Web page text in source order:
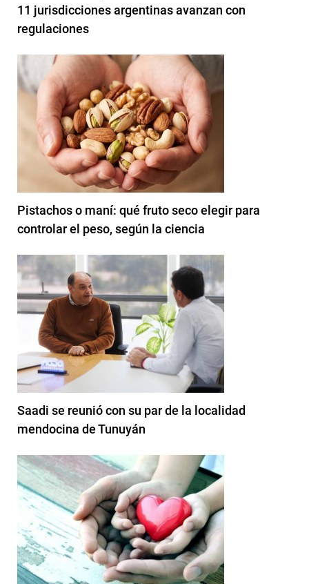
11 jurisdicciones argentinas avanzan con
regulaciones
Pistachos o maní: qué fruto seco elegir para
controlar el peso, según la ciencia
Saadi se reunió con su par de la localidad
mendocina de Tunuyán